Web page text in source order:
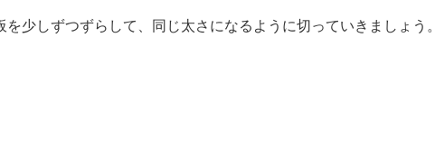
少しずつずらして、同じ太さになるように切っていきましょう。